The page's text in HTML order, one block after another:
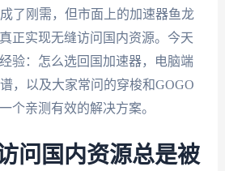
了刚需，但市面上的加速器鱼龙
正实现无缝访问国内资源。今天
验：怎么选回国加速器，电脑端
，以及大家常问的穿梭和GOGO
个亲测有效的解决方案。
问国内资源总是被